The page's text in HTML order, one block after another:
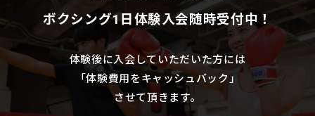
ボクシング1日体験入会随時受付中！
体験後に入会していただいた方には
「体験費用をキャッシュバック」
させて頂きます。